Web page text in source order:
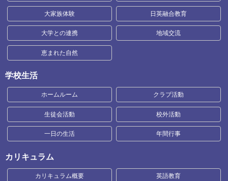
大家族体験 日英融合教育
大学との連携 地域交流
恵まれた自然
学校生活
ホームルーム クラブ活動
生徒会活動 校外活動
一日の生活 年間行事
カリキュラム
カリキュラム概要 英語教育